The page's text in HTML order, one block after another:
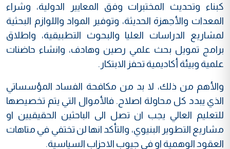
كبناء وتحديث المختبرات وفق المعايير الدولية، وشراء
المعدات والأجهزة الحديثة، وتوفير المواد واللوازم البحثية
لمشاريع الدراسات العليا والبحوث التطبيقية، واطلاق
برامج تمويل بحث علمي رصين وهادف، وانشاء حاضنات
علمية وبيئة أكاديمية تحفز الابتكار.
والأهم من ذلك، لا بد من مكافحة الفساد المؤسساتي
الذي يبدد كل محاولة اصلاح. فالأموال التي يتم تخصيصها
للتعليم العالي يجب ان تصل الى الباحثين الحقيقيين او
مشاريع التطوير البنيوي، والتأكد انها لن تختفي في متاهات
العقود الوهمية او في جيوب الاحزاب السياسية.